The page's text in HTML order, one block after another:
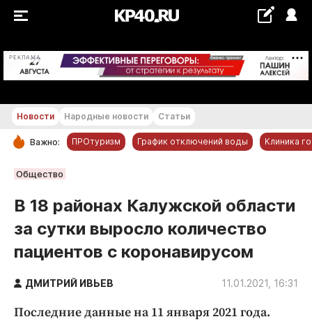
РЕКЛАМА +19...+20 °С
РУБРИКИ
Обнинск
Новости компаний
Статьи
Народные новости
Авто и транспорт
Криминал
Новости Народные новости Статьи
Важно: ПРОтуризм График отключений воды Клиника
Общество
В 18 районах Калужской области
за сутки выросло количество
пациентов с коронавирусом
ДМИТРИЙ ИВЬЕВ 11.01.2021, 16:31
Последние данные на 11 января 2021 года.